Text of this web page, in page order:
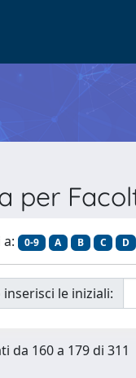
per
a: 0-9 A B C D
inserisci le iniziali:
da 160 a 179 di 311